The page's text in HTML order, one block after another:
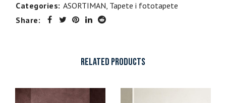
Categories: ASORTIMAN, Tapete i fototapete
Share:
RELATED PRODUCTS